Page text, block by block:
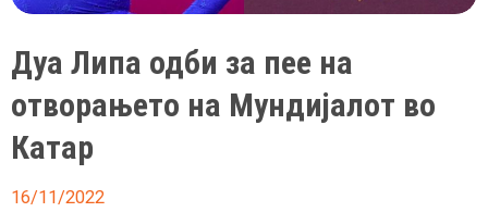
во
почнува
в
Дуа Липа одби за пее на
отворањето на Мундијалот во
Катар
16/11/2022